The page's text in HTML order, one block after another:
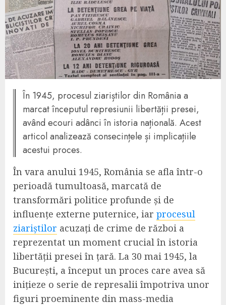
În 1945, procesul ziariștilor din România a
marcat începutul represiunii libertății presei,
având ecouri adânci în istoria națională. Acest
articol analizează consecințele și implicațiile
acestui proces.
În vara anului 1945, România se afla într-o
perioadă tumultoasă, marcată de
transformări politice profunde și de
influențe externe puternice, iar procesul
ziariștilor acuzați de crime de război a
reprezentat un moment crucial în istoria
libertății presei în țară. La 30 mai 1945, la
București, a început un proces care avea să
inițieze o serie de represalii împotriva unor
figuri proeminente din mass-media